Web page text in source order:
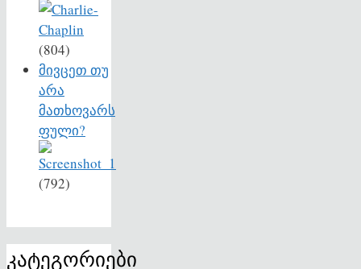
(804)
მივცეთ თუ
არა
მათხოვარს
ფული?
(792)
კატეგორიები